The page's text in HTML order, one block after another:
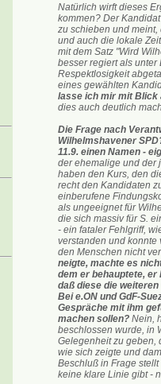
Natürlich wirft dieses
kommen? Der
zu schieben und
und auch die lokale
mit dem Satz "Wird
besser regiert als unter
Respektlosigkeit
eines gewählten
lasse ich mir mit Blick
dies auch deutlich
Die Frage nach
Wilhelmshavener
11.9. einen Namen -
der ehemalige und der
haben den Kurs, den
recht den Kandidaten
einberufene
als ungeeignet für
die sich massiv für S.
- ein fataler Fehlgriff,
verstanden und konnte
den Menschen nicht
neigte, machte es
dem er behauptete, er
daß diese die
Bei e.ON und GdF-
Gespräche mit ihm
machen sollen?Nein,
beschlossen wurde, in
Gelegenheit zu geben,
wie sich zeigte und
Beschluß in Frage
keine klare Linie gibt -